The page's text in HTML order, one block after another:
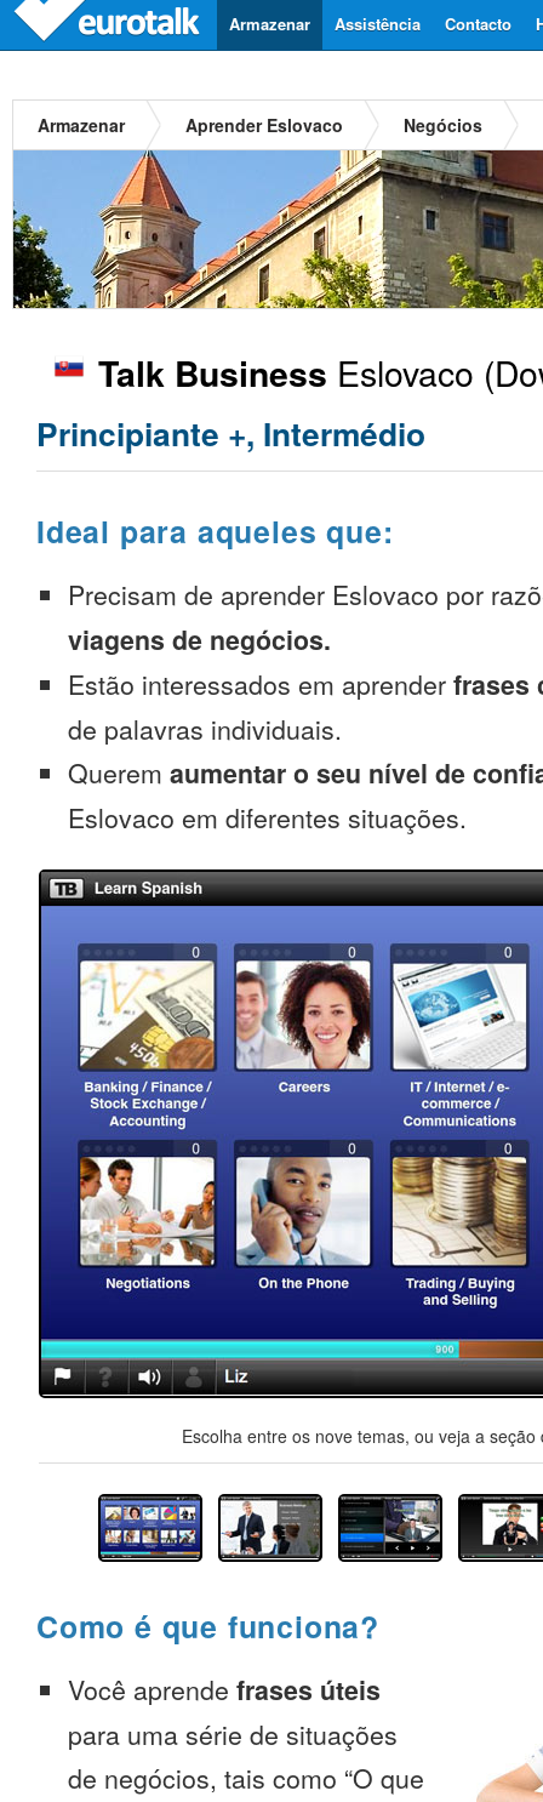
Contacto
Assistência
Armazenar
Armazenar Aprender Eslovaco Negócios
Talk Business Eslovaco
Principiante +, Intermédio
Ideal para aqueles que:
Precisam de aprender Eslovaco por
viagens de negócios.
Estão interessados em aprender frases
de palavras individuais.
Querem aumentar o seu nível de
Eslovaco em diferentes situações.
Escolha entre os nove temas, ou veja a
Como é que funciona?
Você aprende frases úteis
para uma série de situações
de negócios, tais como “O que